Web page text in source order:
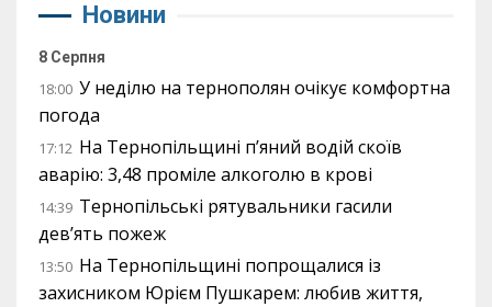
Новини
8 Серпня
18:00 У неділю на тернополян очікує комфортна
погода
17:12 На Тернопільщині п’яний водій скоїв
аварію: 3,48 проміле алкоголю в крові
14:39 Тернопільські рятувальники гасили
дев’ять пожеж
13:50 На Тернопільщині попрощалися із
захисником Юрієм Пушкарем: любив життя,